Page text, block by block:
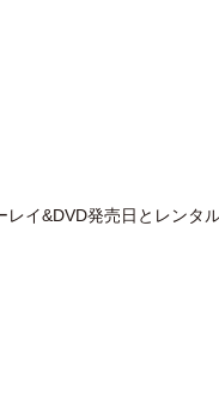
レイ&DVD発売日とレンタ